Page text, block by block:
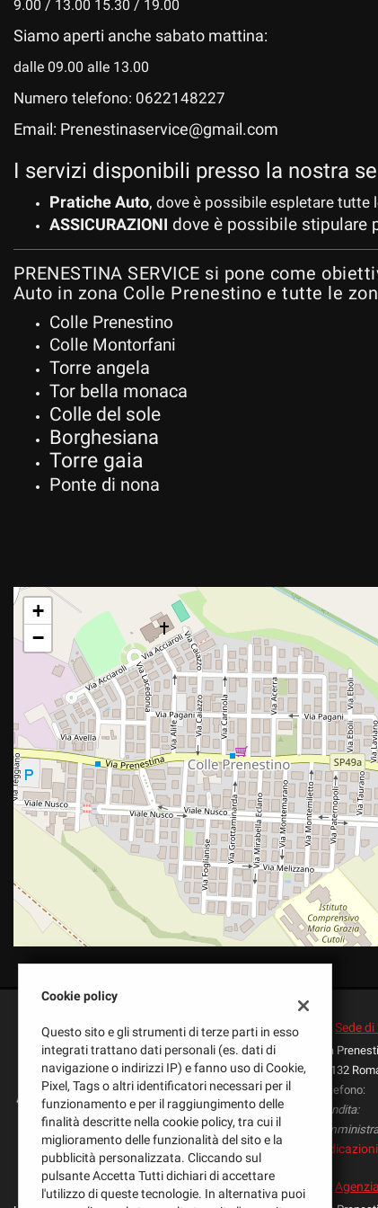
NEWS
BLOG
NEWS
9.00 / 13.00 15.30 / 19.00
Siamo aperti anche sabato mattina:
dalle 09.00 alle 13.00
Numero telefono: 0622148227
Email: Prenestinaservice@gmail.com
I servizi disponibili presso la nostra
Pratiche Auto, dove è possibile espletare tutte
ASSICURAZIONI dove è possibile stipulare
PRENESTINA SERVICE si pone come
Auto in zona Colle Prenestino e tutte le
Colle Prenestino
Colle Montorfani
Torre angela
Tor bella monaca
Colle del sole
Borghesiana
Torre gaia
Ponte di nona
+
−
Sede di
Via
00132
Telefono:
Vendita:
Cookie policy
Questo sito e gli strumenti di terze parti in esso
integrati trattano dati personali (es. dati di
navigazione o indirizzi IP) e fanno uso di Cookie,
Pixel, Tags o altri identificatori necessari per il
funzionamento e per il raggiungimento delle
finalità descritte nella cookie policy, tra cui il
miglioramento delle funzionalità del sito e la
pubblicità personalizzata. Cliccando sul
pulsante Accetta Tutti dichiari di accettare
l'utilizzo di queste tecnologie. In alternativa puoi
tracciamento
adottiamo
per
le
e
le
seguito
ottenere
maggiori
informazioni
sull'utilità
sul
funzionamento
questi
strumenti
rivedere
modificare
le
in
qualsiasi
momento.
Cookie necessari
Cookie per il miglioramento dell'esperienza utente
Cookie analitici
Cookie di marketing